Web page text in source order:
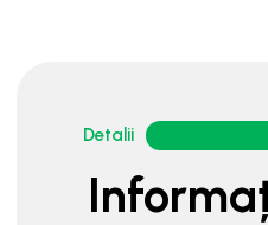
Detalii